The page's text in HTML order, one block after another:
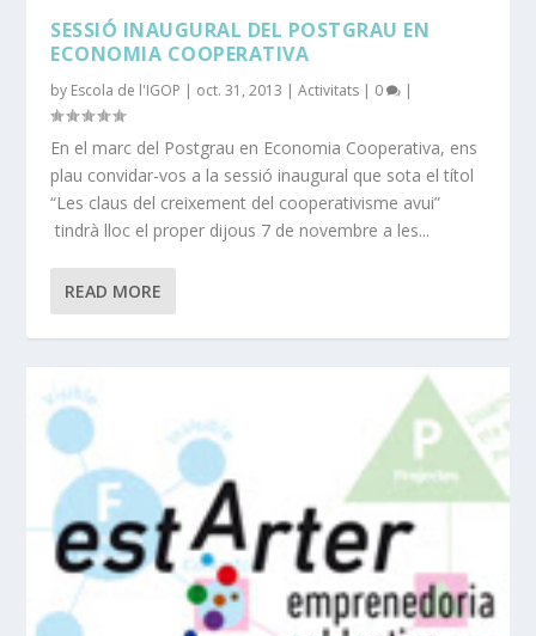
SESSIÓ INAUGURAL DEL POSTGRAU EN
ECONOMIA COOPERATIVA
by Escola de l'IGOP | oct. 31, 2013 |Activitats | 0 |
En el marc del Postgrau en Economia Cooperativa, ens
plau convidar-vos a la sessió inaugural que sota el títol
“Les claus del creixement del cooperativisme avui”
tindrà lloc el proper dijous 7 de novembre a les...
READ MORE